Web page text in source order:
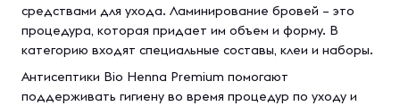
средствами для ухода. Ламинирование бровей – это
процедура, которая придает им объем и форму. В
категорию входят специальные составы, клеи и наборы.
Антисептики Bio Henna Premium помогают
поддерживать гигиену во время процедур по уходу и